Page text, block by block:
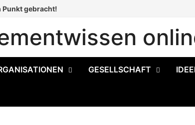
Punkt gebracht!
GESELLSCHAFT